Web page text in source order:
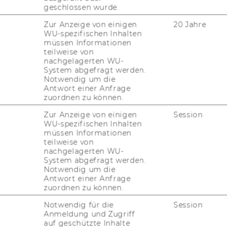
am 16.03.2021 statt
Geschäftsführerin, ABZ*AUSTRIA
Kerschbaum
Mo­na­te hat dem NPO-​Sektor
im Brenn­glas stand bzw. steht.
deut­lich, was gut funk­tio­niert. Es
Schwach­stel­len wur­den oft­mals ganz
soll­te das Licht auf Schwach­
geschlossen wurde.
Zur Anzeige von einigen
WU-spezifischen Inhalten
müssen Informationen
teilweise von
nachgelagerten WU-
System abgefragt werden.
Notwendig um die
Antwort einer Anfrage
zuordnen zu können.
20 Jahre
Zur Anzeige von einigen
WU-spezifischen Inhalten
müssen Informationen
teilweise von
nachgelagerten WU-
System abgefragt werden.
Notwendig um die
Antwort einer Anfrage
zuordnen zu können.
Session
Notwendig für die
Anmeldung und Zugriff
auf geschützte Inhalte
Session